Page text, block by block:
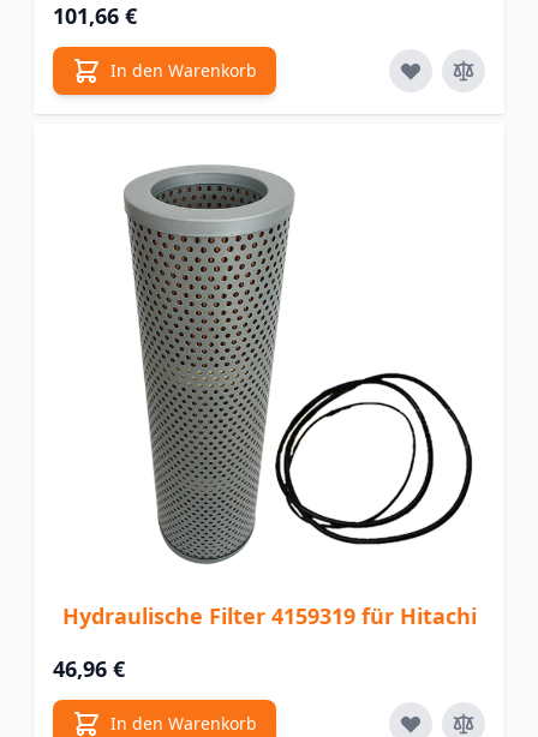
101,66 €
In den Warenkorb
Hydraulische Filter 4159319 für Hitachi
46,96 €
In den Warenkorb